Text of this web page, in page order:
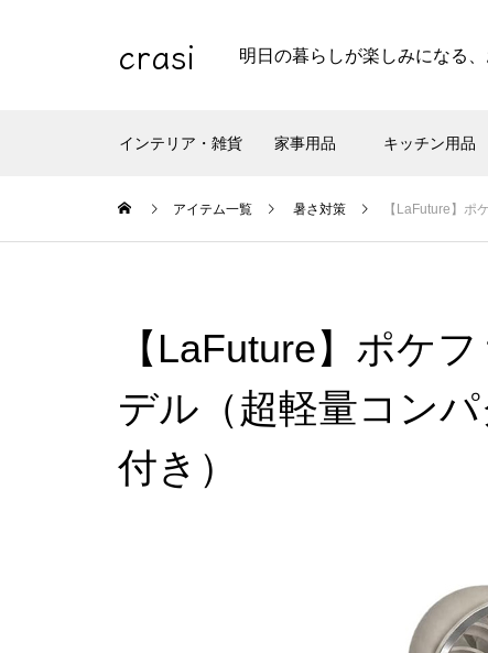
crasi 明日の暮らしが楽しみになる
インテリア・雑貨 家事用品 キッチン用品
アイテム一覧 暑さ対策 【LaFuture】ポ
【LaFuture】ポケ
デル（超軽量コン
付き）